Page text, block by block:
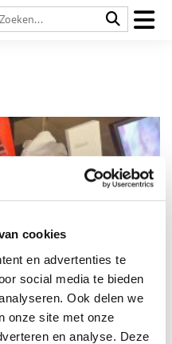
cookies
en advertenties te
social media te bieden
Ook delen we
onze site met onze
en analyse. Deze
gaat het daarbij vaak om
de Wallen. De reputatie
geweest. Om
tegen te gaan, heeft de
opgevat in een aantal
wel project 1020